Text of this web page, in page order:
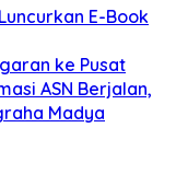
E-Book
ke Pusat
ASN Berjalan,
Madya